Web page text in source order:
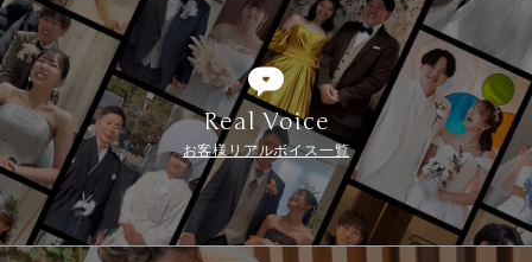
Real Voice
お客様リアルボイス一覧